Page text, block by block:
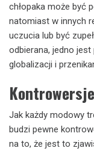
chłopaka może być
natomiast w innych
uczucia lub być
odbierana, jedno
globalizacji i
Jak każdy modowy
budzi pewne
na to, że jest to